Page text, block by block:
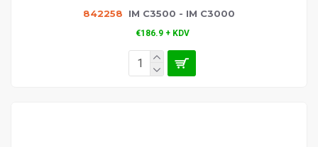
842258 IM C3500 - IM C3000
€186.9 + KDV